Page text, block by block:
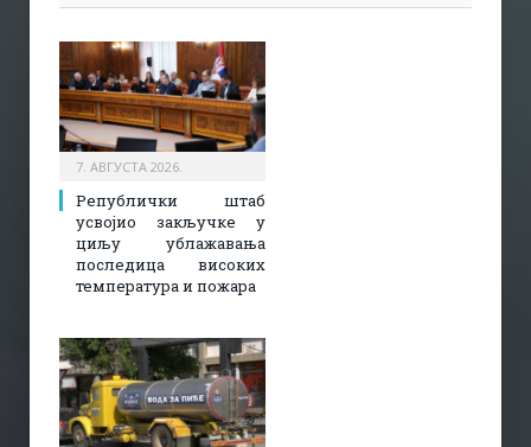
7. АВГУСТА 2026.
Републички штаб
усвојио закључке у
циљу ублажавања
последица високих
температура и пожара​